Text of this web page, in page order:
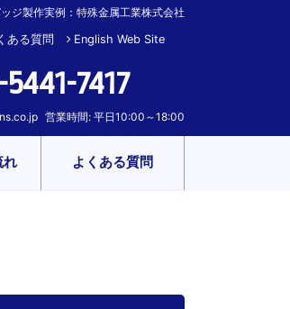
ジ製作実例：特殊金属工業株式会社
ある質問 English Web Site
7417
営業時間: 平日10:00～18:00
れ よくある質問